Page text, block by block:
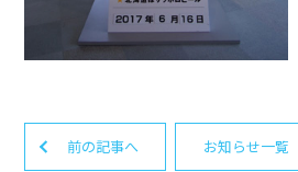
前の記事へ お知らせ一覧